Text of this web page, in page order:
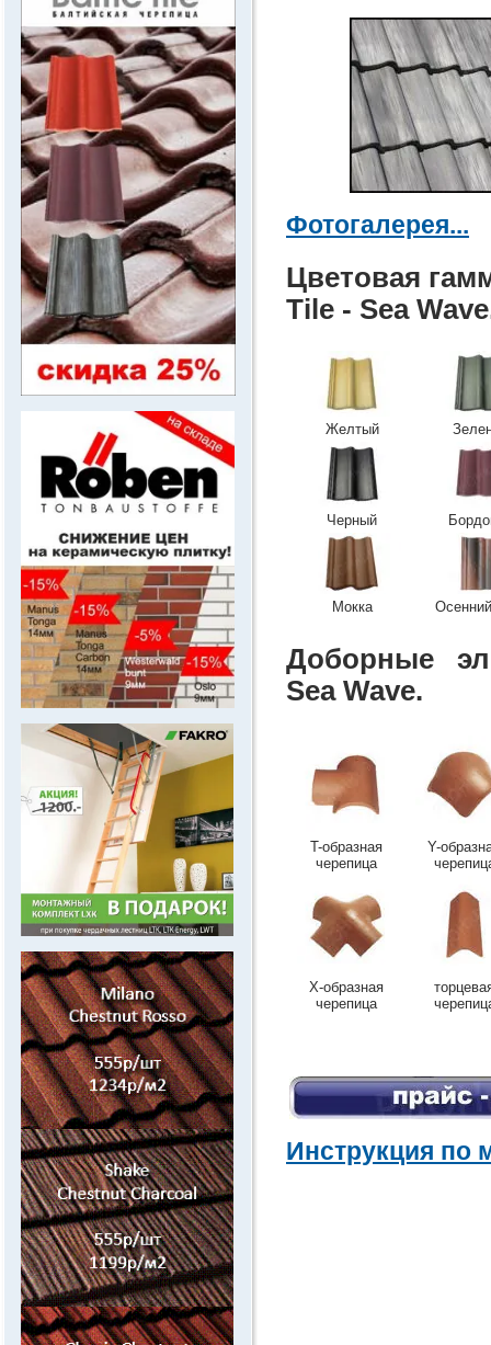
Фотогалерея...
Цветовая
Tile - Sea
Желтый
Черный
Мокка
Доборные
Sea Wave.
T-образная
черепица
Y-
Х-образная
черепица
Инструкция по
.
.